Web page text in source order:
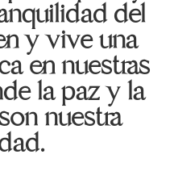
del
y vive una
en nuestras
la paz y la
nuestra